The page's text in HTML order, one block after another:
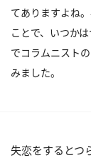
てありますよね
ことで、いつか
でコラムニスト
みました。
失恋をするとつ